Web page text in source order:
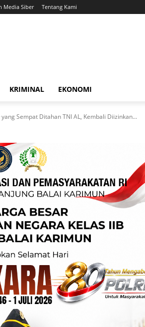
Media Siber Tentang Kami
KRIMINAL EKONOMI
Sempat Ditahan TNI AL, Kembali Diizinkan...